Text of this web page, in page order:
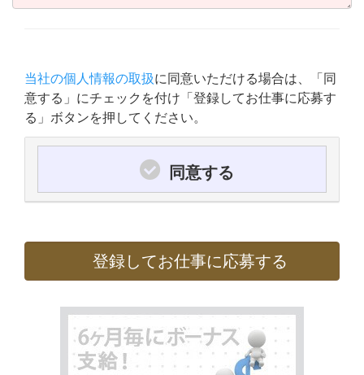
当社の個人情報の取扱に同意いただける場合は、「同
意する」にチェックを付け「登録してお仕事に応募す
る」ボタンを押してください。
同意する